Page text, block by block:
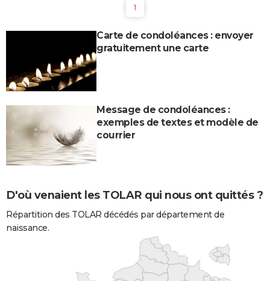
1
Carte de condoléances : envoyer
gratuitement une carte
Message de condoléances :
exemples de textes et modèle de
courrier
D'où venaient les TOLAR qui nous ont quittés ?
Répartition des TOLAR décédés par département de
naissance.